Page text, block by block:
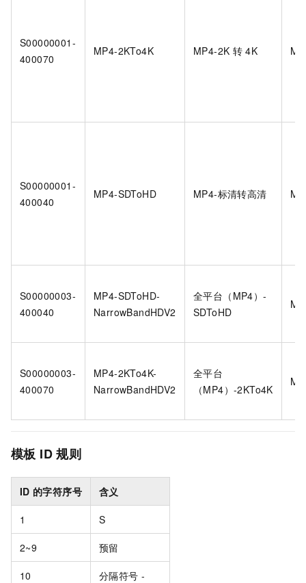
S00000001-
400070
MP4-2KTo4K MP4-2K 转 4K
S00000001-
400040
MP4-SDToHD MP4-标清转高清
S00000003-
400040
MP4-SDToHD-
NarrowBandHDV2
全平台（MP4）-
SDToHD
S00000003-
400070
MP4-2KTo4K-
NarrowBandHDV2
全平台
（MP4）-2KTo4K
模板 ID 规则
ID 的字符序号 含义
1 S
2~9 预留
10 分隔符号 -